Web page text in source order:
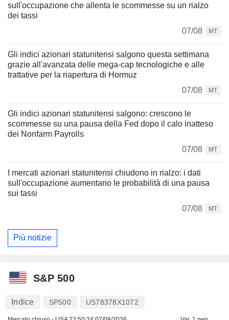
sull'occupazione che allenta le scommesse su un rialzo
dei tassi
07/08
MT
Gli indici azionari statunitensi salgono questa settimana
grazie all'avanzata delle mega-cap tecnologiche e alle
trattative per la riapertura di Hormuz
07/08
MT
Gli indici azionari statunitensi salgono: crescono le
scommesse su una pausa della Fed dopo il calo inatteso
dei Nonfarm Payrolls
07/08
MT
I mercati azionari statunitensi chiudono in rialzo: i dati
sull'occupazione aumentano le probabilità di una pausa
sui tassi
07/08
MT
Più notizie
S&P 500
Indice SP500 US78378X1072